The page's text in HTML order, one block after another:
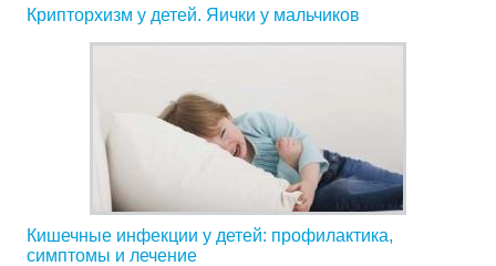
Крипторхизм у детей. Яички у мальчиков
Кишечные инфекции у детей: профилактика,
симптомы и лечение